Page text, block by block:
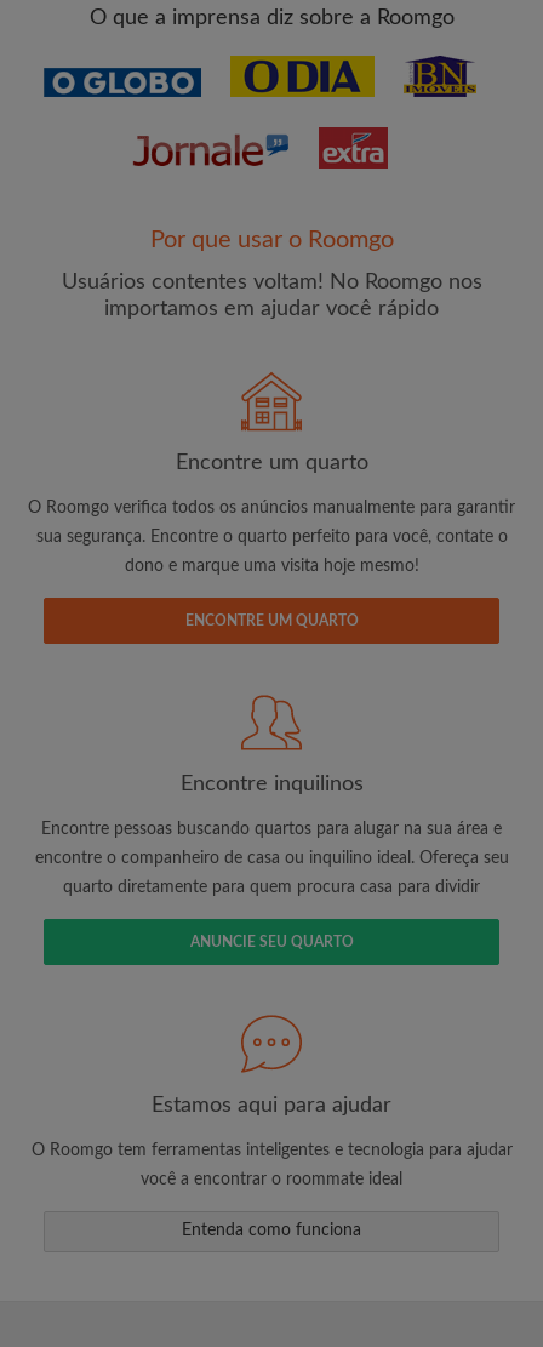
Li, entendi e concordo com os Termos e Condições de
uso e com a Política de Privadicade
É 100% grátis!
Crie uma conta e comece a procurar
Envie mensagens ilimitadas para todos os
Solicite ilimitadas visitas aos quartos
Compartilhe seu perfil para aumentar suas
changes de encontrar um quarto
O que a imprensa diz sobre a Roomgo
Por que usar o Roomgo
Usuários contentes voltam! No Roomgo nos
importamos em ajudar você rápido
Encontre um quarto
O Roomgo verifica todos os anúncios manualmente para garantir
sua segurança. Encontre o quarto perfeito para você, contate o
dono e marque uma visita hoje mesmo!
ENCONTRE UM QUARTO
Encontre inquilinos
Encontre pessoas buscando quartos para alugar na sua área e
encontre o companheiro de casa ou inquilino ideal. Ofereça seu
quarto diretamente para quem procura casa para dividir
ANUNCIE SEU QUARTO
Estamos aqui para ajudar
O Roomgo tem ferramentas inteligentes e tecnologia para ajudar
você a encontrar o roommate ideal
Entenda como funciona